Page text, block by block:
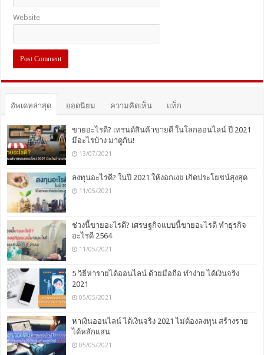
Website
อัพเดทล่าสุด ยอดนิยม ความคิดเห็น แท็ก
ขายอะไรดี? เทรนด์สินค้าขายดี ในโลกออนไลน์ ปี 2021
มีอะไรบ้าง มาดูกัน!
13/07/2021
ลงทุนอะไรดี? ในปี 2021 ให้งอกเงย เกิดประโยชน์สุงสุด
11/05/2021
ช่วงนี้ขายอะไรดี? เศรษฐกิจแบบนี้ขายอะไรดี ทำธุรกิจ
อะไรดี 2564
11/05/2021
5 วิธีหารายได้ออนไลน์ ด้วยมือถือ ทำง่าย ได้เงินจริง
2021
05/05/2021
หาเงินออนไลน์ ได้เงินจริง 2021 ไม่ต้องลงทุน สร้างราย
ได้หลักแสน
05/05/2021